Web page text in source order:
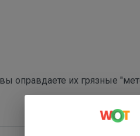
оправдаете их грязные